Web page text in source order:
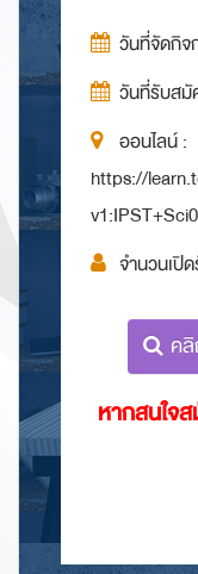
วันที่จัดกิจ
วันที่รับสมั
ออนไลน์ :
https://
จำนวนเปิ
ค
หากสนใจ